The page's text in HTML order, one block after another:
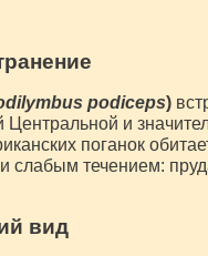
podiceps)
и
поганок
течением:
вид